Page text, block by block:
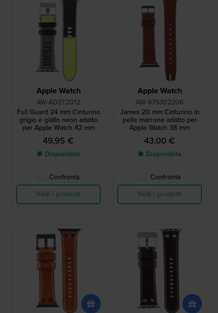
Apple Watch
AW-ADZT2012
Full Guard 24 mm Cinturino
grigio e giallo neon adatto
per Apple Watch 42 mm
49,95 €
● Disponibile
Confronta
Vedi i prodotti
Apple Watch
AW-679302206
James 20 mm Cinturino in
pelle marrone adatto per
Apple Watch 38 mm
43,00 €
● Disponibile
Confronta
Vedi i prodotti